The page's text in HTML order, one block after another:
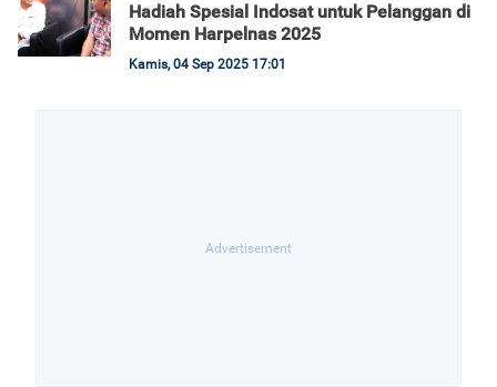
Hadiah Spesial Indosat untuk Pelanggan di
Momen Harpelnas 2025
Kamis, 04 Sep 2025 17:01